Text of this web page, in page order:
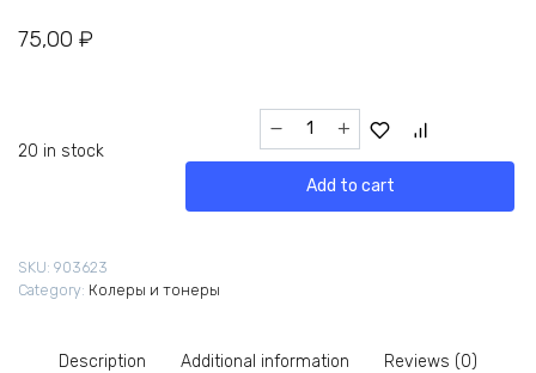
75,00 ₽
20 in stock
колерная
Add to cart
SKU: 903623
Category: Колеры и тонеры
Description Additional information Reviews (0)